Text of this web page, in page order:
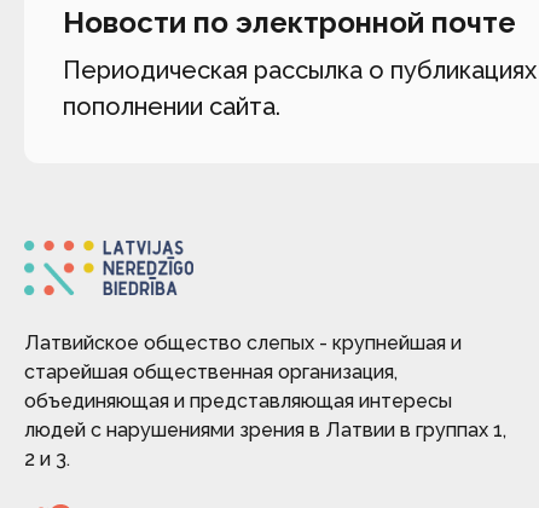
Новости по электронной почте
Периодическая рассылка о
пополнении сайта.
Латвийское общество слепых - крупнейшая и
старейшая общественная организация,
объединяющая и представляющая интересы
людей с нарушениями зрения в Латвии в группах 1,
2 и 3.